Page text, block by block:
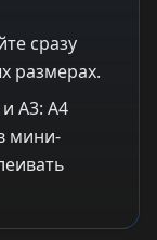
сразу
размерах.
A3: A4
мини-